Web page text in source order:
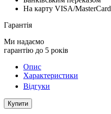
На карту VISA/MasterCard
Гарантія
Ми надаємо
гарантію до 5 років
Опис
Характеристики
Відгуки
Купити